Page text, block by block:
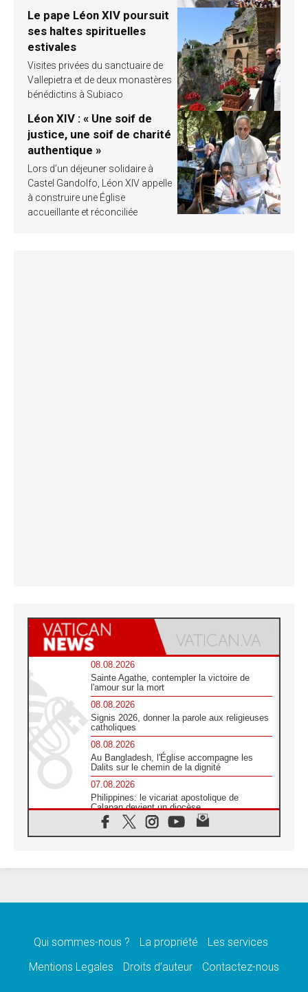
Le pape Léon XIV poursuit
ses haltes spirituelles
estivales
Visites privées du sanctuaire de
Vallepietra et de deux monastères
bénédictins à Subiaco
Léon XIV : « Une soif de
justice, une soif de charité
authentique »
Lors d’un déjeuner solidaire à
Castel Gandolfo, Léon XIV appelle
à construire une Église
accueillante et réconciliée
08.08.2026
Sainte Agathe, contempler la victoire de
l'amour sur la mort
08.08.2026
Signis 2026, donner la parole aux religieuses
catholiques
08.08.2026
Au Bangladesh, l'Église accompagne les
Dalits sur le chemin de la dignité
07.08.2026
Philippines: le vicariat apostolique de
Calapan devient un diocèse
07.08.2026
Congo-Brazzaville : le 15 août, entre
une signature»
Le programme du voyage apostolique du
Qui sommes-nous ? La propriété
Les services
Mentions Legales
Droits d’auteur Contactez-nous